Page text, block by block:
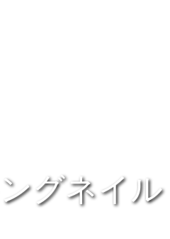
グネイル